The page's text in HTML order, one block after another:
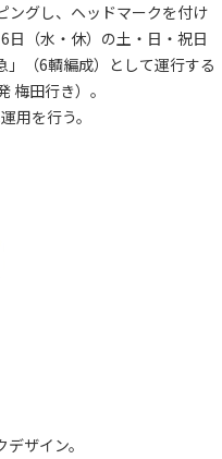
ングし、ヘッドマークを付け
日（水・休）の土・日・祝日
」（6輌編成）として運行する
梅田行き）。
用を行う。
ザイン。